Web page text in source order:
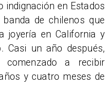
indignación en Estados
de chilenos que
joyería en California y
Casi un año después,
comenzado a recibir
y cuatro meses de